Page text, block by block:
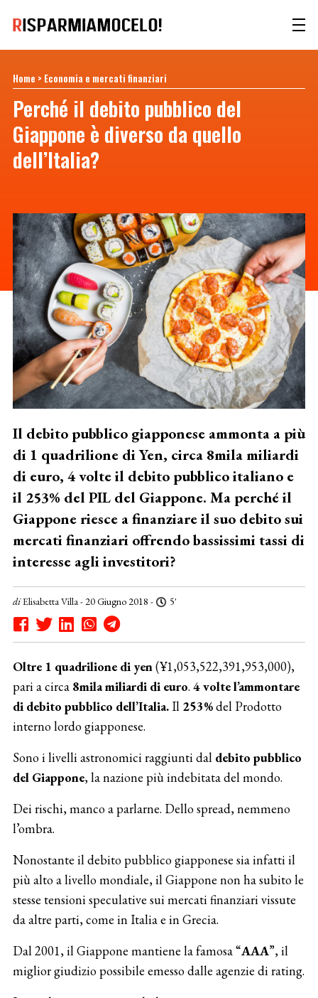
Home > Economia e mercati finanziari
Perché il debito pubblico del
Giappone è diverso da quello
dell’Italia?
Il debito pubblico giapponese ammonta a più
di 1 quadrilione di Yen, circa 8mila miliardi
di euro, 4 volte il debito pubblico italiano e
il 253% del PIL del Giappone. Ma perché il
Giappone riesce a finanziare il suo debito sui
mercati finanziari offrendo bassissimi tassi di
interesse agli investitori?
diElisabetta Villa- 20 Giugno 2018 - 5'
Oltre 1 quadrilione di yen(¥1,053,522,391,953,000),
pari a circa 8mila miliardi di euro. 4 volte l’ammontare
di debito pubblico dell’Italia.Il 253%del Prodotto
interno lordo giapponese.
Sono i livelli astronomici raggiunti dal debito pubblico
del Giappone, la nazione più indebitata del mondo.
Dei rischi, manco a parlarne. Dello spread, nemmeno
l’ombra.
Nonostante il debito pubblico giapponese sia infatti il
più alto a livello mondiale, il Giappone non ha subito le
stesse tensioni speculative sui mercati finanziari vissute
da altre parti, come in Italia e in Grecia.
Dal 2001, il Giappone mantiene la famosa “AAA”, il
miglior giudizio possibile emesso dalle agenzie di rating.